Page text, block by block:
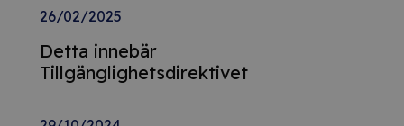
26/02/2025
Detta innebär
Tillgänglighetsdirektivet